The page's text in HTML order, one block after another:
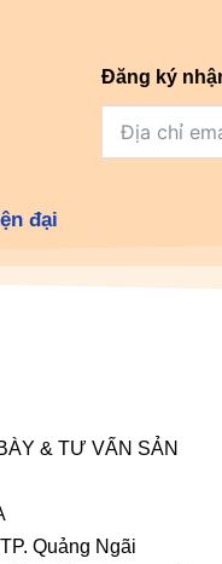
đại
Đăng ký
& TƯ VẤN SẢN
Quảng Ngãi